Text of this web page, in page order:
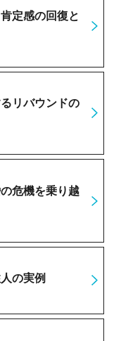
定感の回復と
リバウンドの
危機を乗り越
の実例